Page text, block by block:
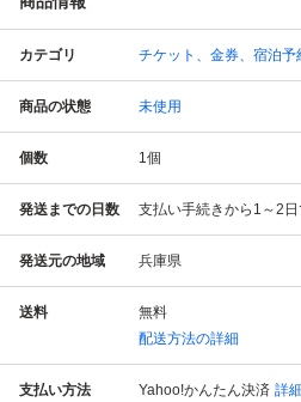
カテゴリ チケット、金券、宿泊予
商品の状態 未使用
個数 1個
発送までの日数 支払い手続きから1～2日
発送元の地域 兵庫県
送料
無料
配送方法の詳細
支払い方法 Yahoo!かんたん決済 詳細